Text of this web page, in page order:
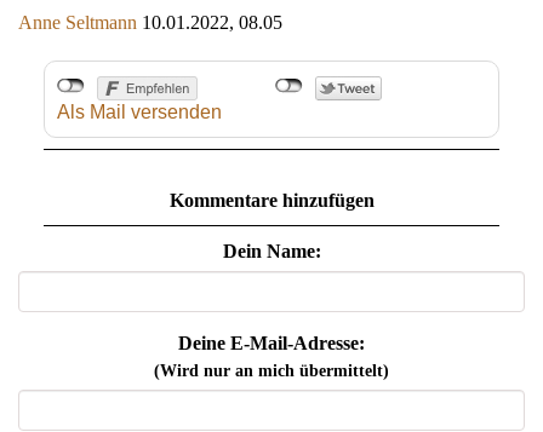
Anne Seltmann 10.01.2022, 08.05
Als Mail versenden
Kommentare hinzufügen
Dein Name:
Deine E-Mail-Adresse:
(Wird nur an mich übermittelt)